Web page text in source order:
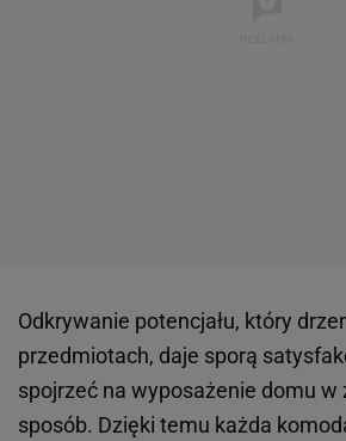
Odkrywanie potencjału, który
przedmiotach, daje sporą
spojrzeć na wyposażenie domu w
sposób. Dzięki temu każda